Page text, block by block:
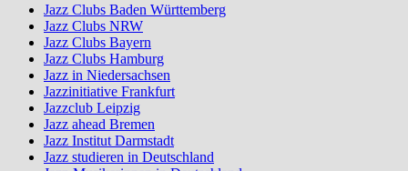
Jazz Clubs Baden Württemberg
Jazz Clubs NRW
Jazz Clubs Bayern
Jazz Clubs Hamburg
Jazz in Niedersachsen
Jazzinitiative Frankfurt
Jazzclub Leipzig
Jazz ahead Bremen
Jazz Institut Darmstadt
Jazz studieren in Deutschland